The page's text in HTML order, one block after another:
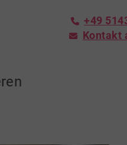
+49
Kontakt